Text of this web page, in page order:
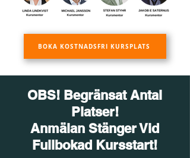
BOKA KOSTNADSFRI KURSPLATS
OBS! Begränsat Antal
Platser!
Anmälan Stänger Vid
Fullbokad Kursstart!